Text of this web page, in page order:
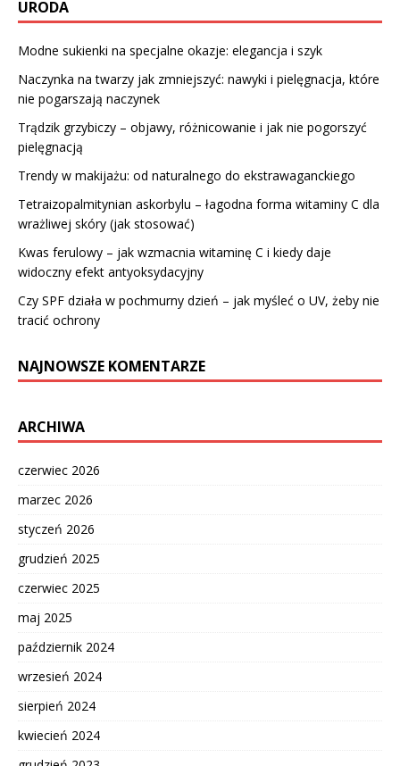
URODA
Modne sukienki na specjalne okazje: elegancja i szyk
Naczynka na twarzy jak zmniejszyć: nawyki i pielęgnacja, które
nie pogarszają naczynek
Trądzik grzybiczy – objawy, różnicowanie i jak nie pogorszyć
pielęgnacją
Trendy w makijażu: od naturalnego do ekstrawaganckiego
Tetraizopalmitynian askorbylu – łagodna forma witaminy C dla
wrażliwej skóry (jak stosować)
Kwas ferulowy – jak wzmacnia witaminę C i kiedy daje
widoczny efekt antyoksydacyjny
Czy SPF działa w pochmurny dzień – jak myśleć o UV, żeby nie
tracić ochrony
NAJNOWSZE KOMENTARZE
ARCHIWA
czerwiec 2026
marzec 2026
styczeń 2026
grudzień 2025
czerwiec 2025
maj 2025
październik 2024
wrzesień 2024
sierpień 2024
kwiecień 2024